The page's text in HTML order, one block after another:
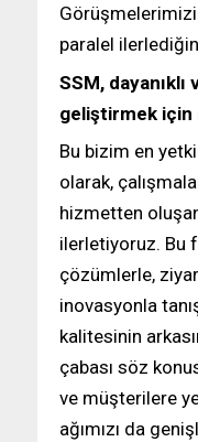
paralel
SSM,
geliştirmek için
Bu bizim en
olarak,
hizmetten
ilerletiyoruz. Bu
çözümlerle,
inovasyonla
kalitesinin
çabası söz
ve müşterilere
ağımızı da